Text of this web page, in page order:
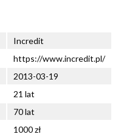
Incredit
https://www.incredit.pl/
2013-03-19
21 lat
70 lat
1000 zł